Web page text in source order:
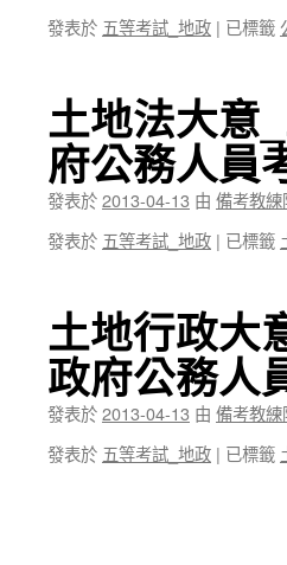
發表於 五等考試_地政 | 已標籤
土地法大意
府公務人員
發表於2013-04-13 由 備考教
發表於 五等考試_地政 | 已標籤
土地行政大
政府公務人
發表於2013-04-13 由 備考教
發表於 五等考試_地政 | 已標籤